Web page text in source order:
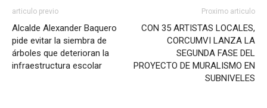
articulo previo
Alcalde Alexander Baquero
pide evitar la siembra de
árboles que deterioran la
infraestructura escolar
Proximo articulo
CON 35 ARTISTAS LOCALES,
CORCUMVI LANZA LA
SEGUNDA FASE DEL
PROYECTO DE MURALISMO EN
SUBNIVELES